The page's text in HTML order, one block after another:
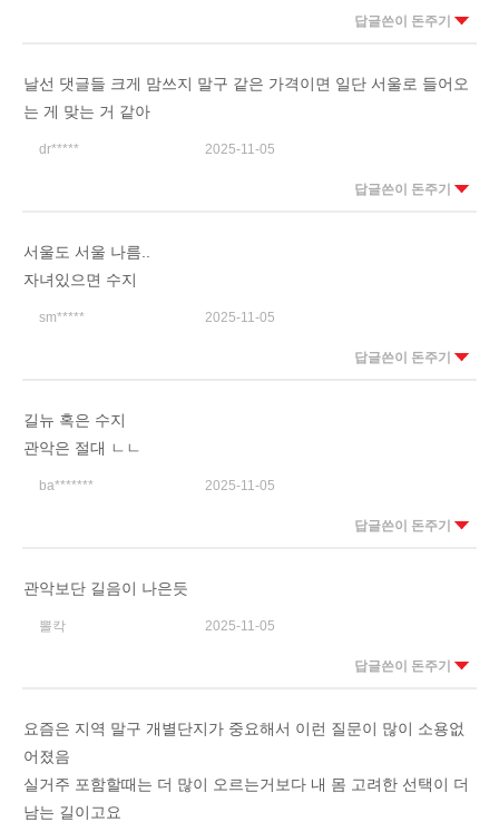
답글쓴이 돈주기
날선 댓글들 크게 맘쓰지 말구 같은 가격이면 일단 서울로 들어오
는 게 맞는 거 같아
dr***** 2025-11-05
답글쓴이 돈주기
서울도 서울 나름..
자녀있으면 수지
sm***** 2025-11-05
답글쓴이 돈주기
길뉴 혹은 수지
관악은 절대 ㄴㄴ
ba******* 2025-11-05
답글쓴이 돈주기
관악보단 길음이 나은듯
뽈칵 2025-11-05
답글쓴이 돈주기
요즘은 지역 말구 개별단지가 중요해서 이런 질문이 많이 소용없
어졌음
실거주 포함할때는 더 많이 오르는거보다 내 몸 고려한 선택이 더
남는 길이고요